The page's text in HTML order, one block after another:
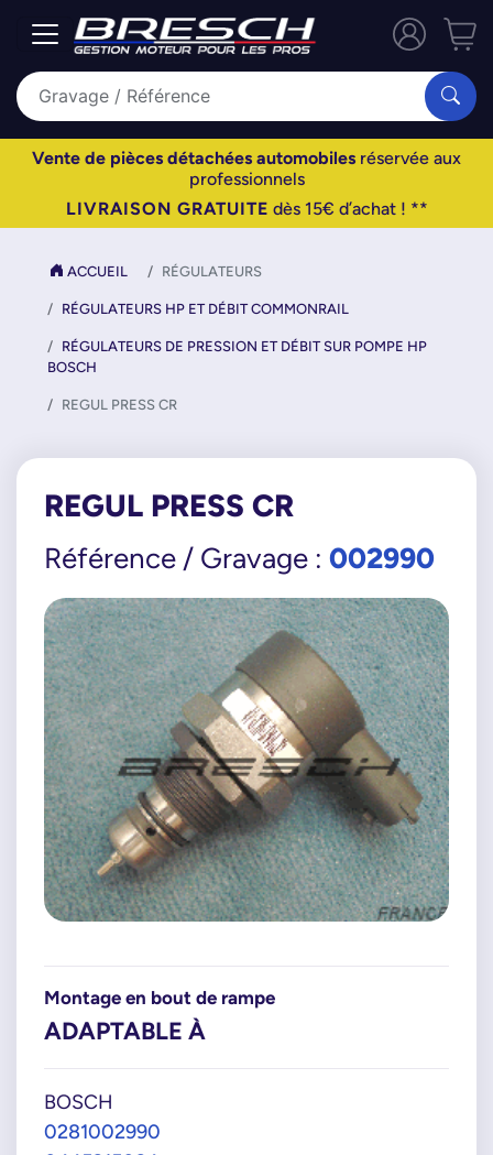
Vente de pièces détachées automobiles réservée aux
professionnels
LIVRAISON GRATUITE dès 15€ d’achat ! **
ACCUEIL RÉGULATEURS
RÉGULATEURS HP ET DÉBIT COMMONRAIL
RÉGULATEURS DE PRESSION ET DÉBIT SUR POMPE HP
BOSCH
REGUL PRESS CR
REGUL PRESS CR
Référence / Gravage : 002990
Montage en bout de rampe
ADAPTABLE À
BOSCH
0281002990